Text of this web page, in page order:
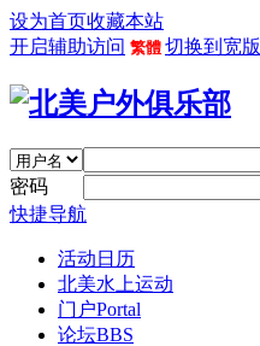
设为首页收藏本站
开启辅助访问 繁體 切换到宽版
密码
快捷导航
活动日历
北美水上运动
门户Portal
论坛BBS